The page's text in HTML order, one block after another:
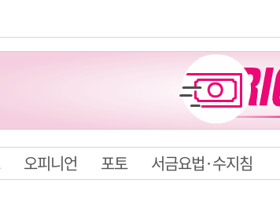
오피니언 포토 서금요법·수지침